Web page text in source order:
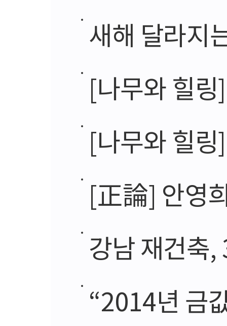
새해 달라지는 것들
[나무와 힐
[나무와 힐
[正論] 안영
강남 재건축
“2014년 금